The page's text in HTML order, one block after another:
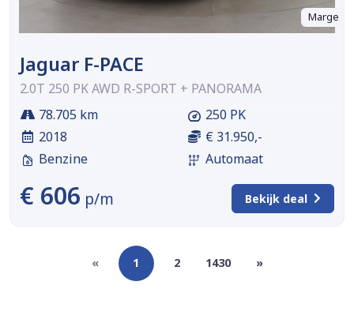
Marge
Jaguar F-PACE
2.0T 250 PK AWD R-SPORT + PANORAMA
78.705 km
2018
Benzine
250 PK
€ 31.950,-
Automaat
€ 606 p/m Bekijk deal
« 1 2 1430 »